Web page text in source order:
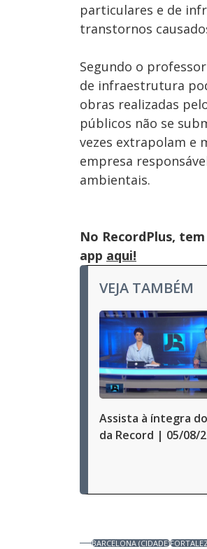
particulares e de
transtornos
Segundo o
de infraestrutura
obras realizadas
públicos não se
vezes extrapolam e
empresa
ambientais.
No RecordPlus,
app aqui!
VEJA TAMBÉM
Assista à íntegra
da Record | 05/08/
BARCELONA (CIDADE)